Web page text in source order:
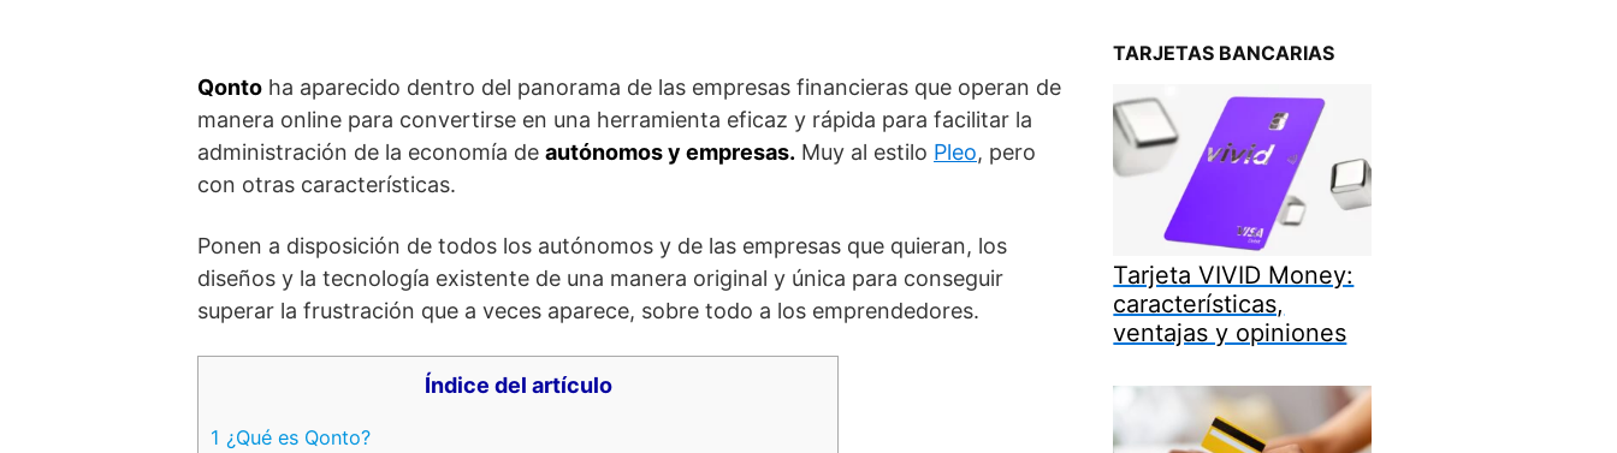
Qonto ha aparecido dentro del panorama de las empresas financieras que operan de
manera online para convertirse en una herramienta eficaz y rápida para facilitar la
administración de la economía de autónomos y empresas. Muy al estilo Pleo, pero
con otras características.
Ponen a disposición de todos los autónomos y de las empresas que quieran, los
diseños y la tecnología existente de una manera original y única para conseguir
superar la frustración que a veces aparece, sobre todo a los emprendedores.
Índice del artículo
1 ¿Qué es Qonto?
TARJETAS BANCARIAS
Tarjeta VIVID Money:
características,
ventajas y opiniones